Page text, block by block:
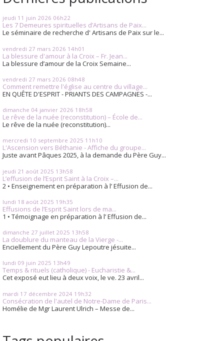
jeudi 11 juin 2026 06h22
Les 7 Demeures spirituelles d’Artisans de Paix...
Le séminaire de recherche d' Artisans de Paix sur le...
vendredi 27 mars 2026 14h01
La blessure d'amour à la Croix – Fr. Jean...
La blessure d’amour de la Croix Semaine...
vendredi 27 mars 2026 08h48
Comment remettre l'église au centre du village...
EN QUÊTE D'ESPRIT - PRIANTS DES CAMPAGNES -...
dimanche 04 janvier 2026 18h58
Le rêve de la nuée (reconstitution) – École de...
Le rêve de la nuée (reconstitution)...
mercredi 10 septembre 2025 11h10
L'Ascension vers Béthanie - Affiche du groupe...
Juste avant Pâques 2025, à la demande du Père Guy...
jeudi 21 août 2025 13h58
L’effusion de l’Esprit Saint à la Croix –...
2 • Enseignement en préparation à l’ Effusion de...
lundi 18 août 2025 19h35
Effusions de l’Esprit Saint lors de ma...
1 • Témoignage en préparation à l’ Effusion de...
dimanche 27 juillet 2025 13h58
La doublure du manteau de la Vierge -...
Enciellement du Père Guy Lepoutre jésuite...
lundi 09 juin 2025 13h49
Temps & rituels (catholique) - Eucharistie &...
Cet exposé eut lieu à deux voix, le ve. 23 avril...
mardi 17 décembre 2024 19h32
Consécration de l'autel de Notre-Dame de Paris...
Homélie de Mgr Laurent Ulrich – Messe de...